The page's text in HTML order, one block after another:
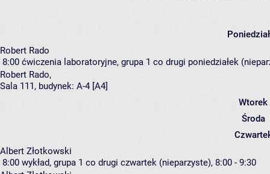
Robert Rado
8:00 ćwiczenia laboratoryjne, grupa 1 co drugi poniedziałek
Robert Rado,
Sala 111, budynek: A-4 [A4]
Wtorek
Środa
Albert Złotkowski
8:00 wykład, grupa 1 co drugi czwartek (nieparzyste), 8:00 - 9:30